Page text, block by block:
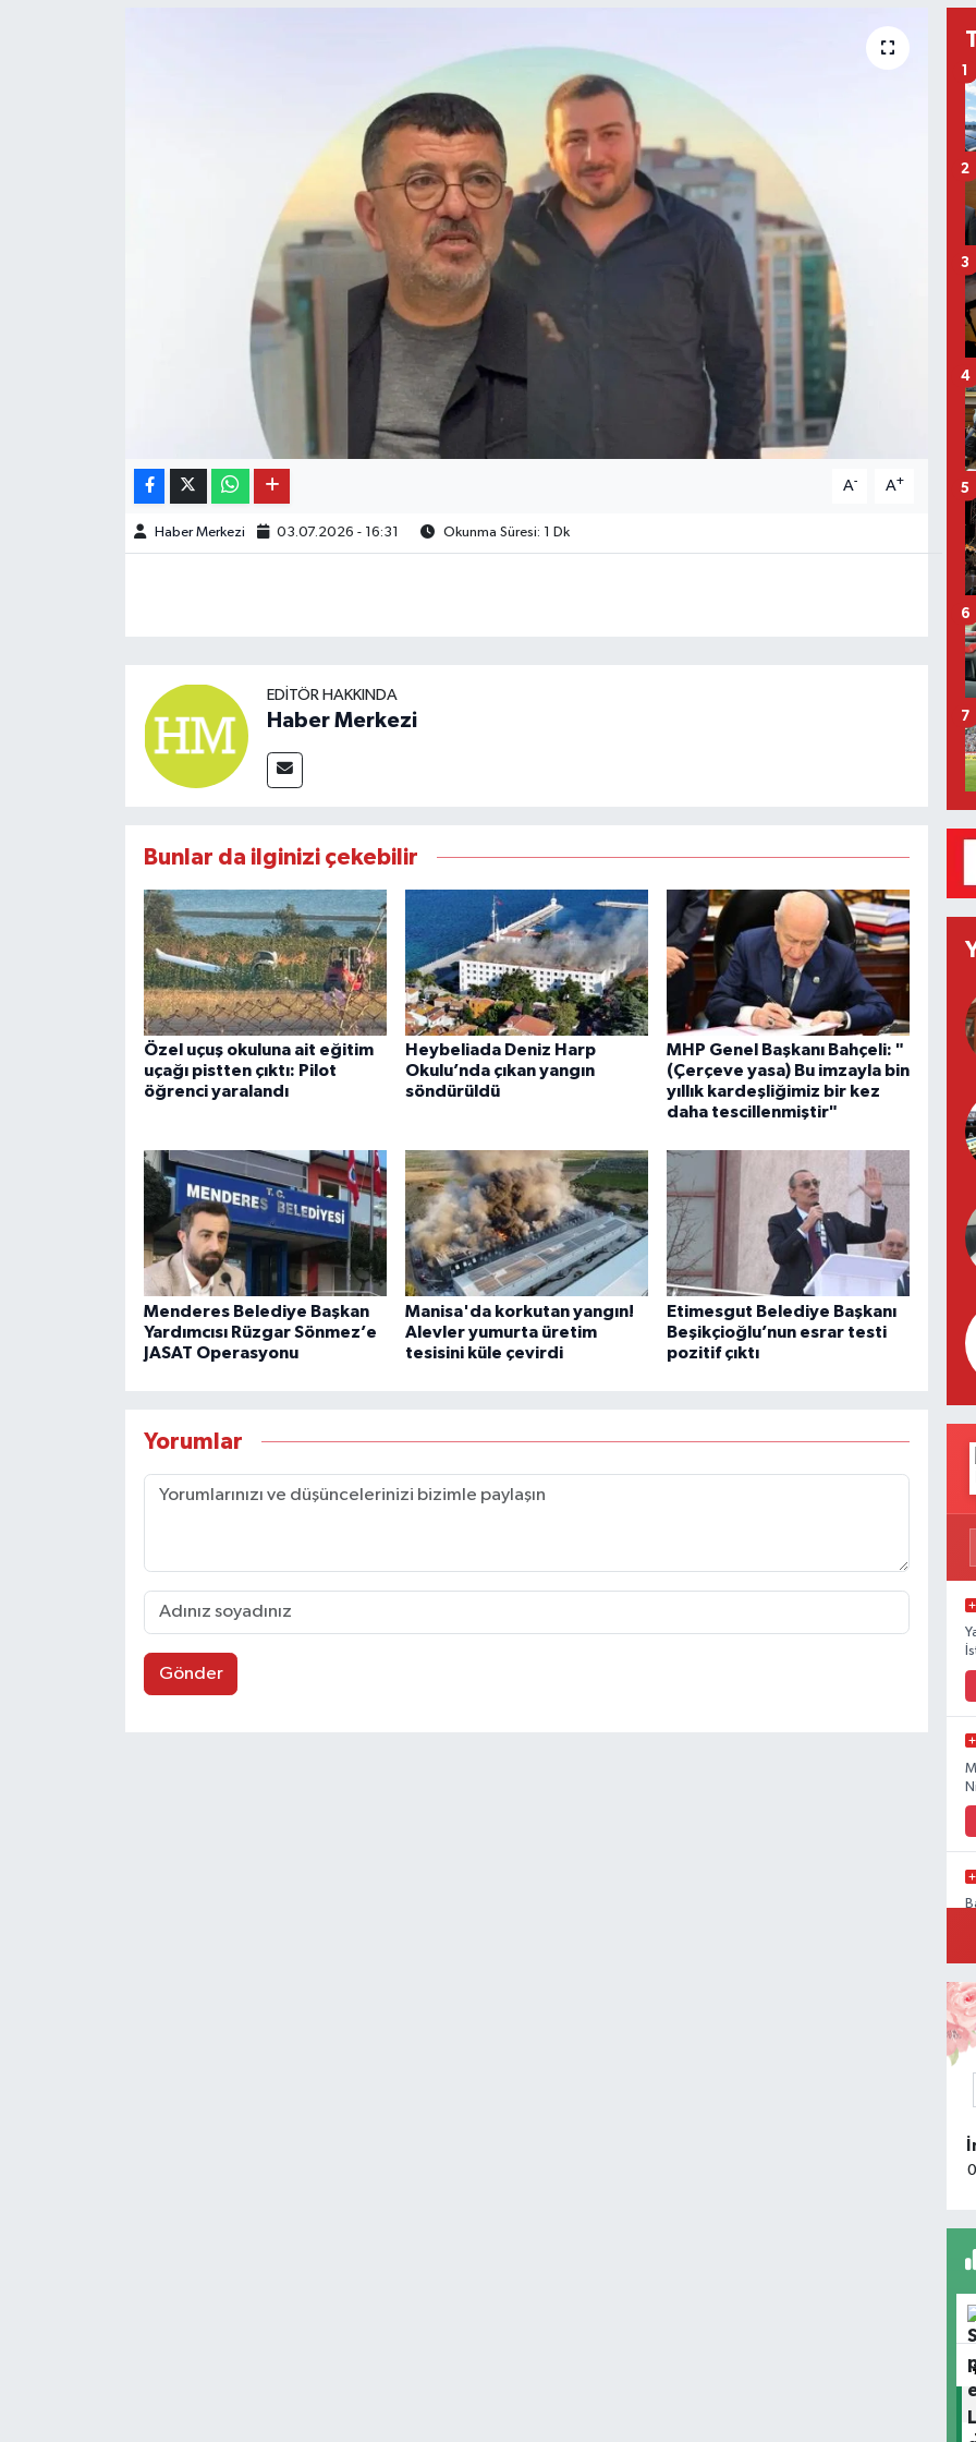
A- A+
Haber Merkezi 03.07.2026 - 16:31 Okunma Süresi: 1 Dk
EDITÖR HAKKINDA
Haber Merkezi
Bunlar da ilginizi çekebilir
Özel uçuş okuluna ait eğitim
uçağı pistten çıktı: Pilot
öğrenci yaralandı
Heybeliada Deniz Harp
Okulu’nda çıkan yangın
söndürüldü
MHP Genel Başkanı Bahçeli: "
(Çerçeve yasa) Bu imzayla bin
yıllık kardeşliğimiz bir kez
daha tescillenmiştir"
Menderes Belediye Başkan
Yardımcısı Rüzgar Sönmez’e
JASAT Operasyonu
Manisa'da korkutan yangın!
Alevler yumurta üretim
tesisini küle çevirdi
Etimesgut Belediye Başkanı
Beşikçioğlu’nun esrar testi
pozitif çıktı
Yorumlar
Gönder
1
2
3
4
5
6
7